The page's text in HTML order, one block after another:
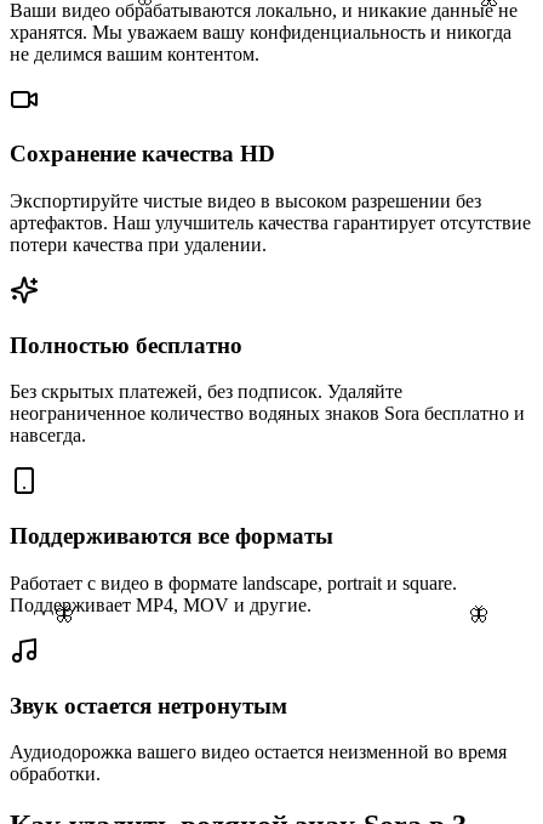
🦋 🦋
Ваши видео обрабатываются локально, и никакие данные не
хранятся. Мы уважаем вашу конфиденциальность и никогда
не делимся вашим контентом.
Сохранение качества HD
Экспортируйте чистые видео в высоком разрешении без
артефактов. Наш улучшитель качества гарантирует отсутствие
потери качества при удалении.
Полностью бесплатно
Без скрытых платежей, без подписок. Удаляйте
неограниченное количество водяных знаков Sora бесплатно и
навсегда.
Поддерживаются все форматы
Работает с видео в формате landscape, portrait и square.
Поддерживает MP4, MOV и другие.
Звук остается нетронутым
Аудиодорожка вашего видео остается неизменной во время
обработки.